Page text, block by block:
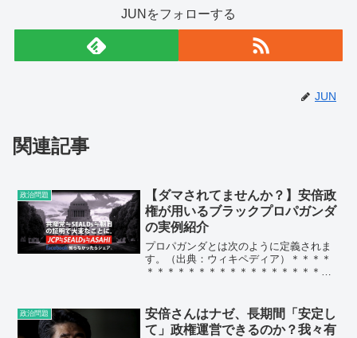
JUNをフォローする
JUN
関連記事
政治問題
【ダマされてませんか？】安倍政
権が用いるブラックプロパガンダ
の実例紹介
プロパガンダとは次のように定義されま
す。（出典：ウィキペディア）＊＊＊＊
＊＊＊＊＊＊＊＊＊＊＊＊＊＊＊＊＊＊
通常情報戦、心理戦もしくは宣伝戦、世
論戦と和訳され、しばしば...
政治問題
安倍さんはナゼ、長期間「安定し
て」政権運営できるのか？我々有